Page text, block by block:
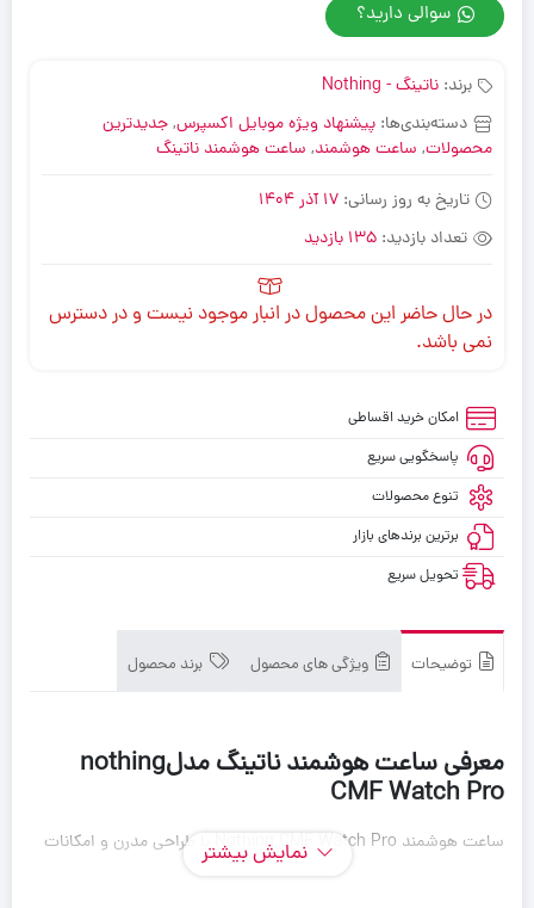
سوالی دارید؟
برند: ناتینگ - Nothing
دسته‌بندی‌ها: پیشنهاد ویژه موبایل اکسپرس,جدیدترین
محصولات, ساعت هوشمند, ساعت هوشمند ناتینگ
تاریخ به روز رسانی: 17 آذر 1404
تعداد بازدید: 135 بازدید
در حال حاضر این محصول در انبار موجود نیست و در دسترس
نمی باشد.
امکان خرید اقساطی
پاسخگویی سریع
تنوع محصولات
برترین برندهای بازار
تحویل سریع
توضیحات ویژگی های محصول برند محصول
معرفی ساعت هوشمند ناتینگ مدلnothing
CMF Watch Pro
ساعت هوشمند Nothing CMF Watch Pro با طراحی مدرن و امکاناتنمایش بیشتر